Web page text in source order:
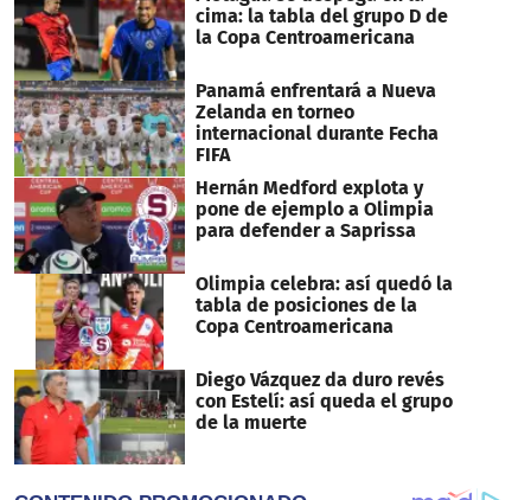
seconds
cima: la tabla del grupo D de
la Copa Centroamericana
Panamá enfrentará a Nueva
Zelanda en torneo
internacional durante Fecha
FIFA
Hernán Medford explota y
pone de ejemplo a Olimpia
para defender a Saprissa
Olimpia celebra: así quedó la
tabla de posiciones de la
Copa Centroamericana
Diego Vázquez da duro revés
con Estelí: así queda el grupo
de la muerte